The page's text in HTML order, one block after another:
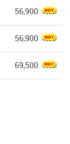
56,900
56,900
69,500